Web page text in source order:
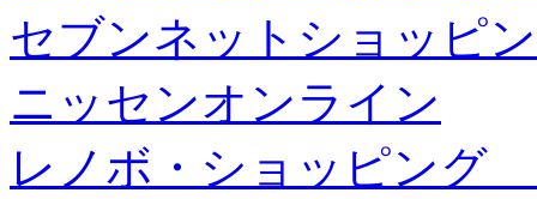
セブンネットショッピ
ニッセンオンライン
レノボ・ショッピング